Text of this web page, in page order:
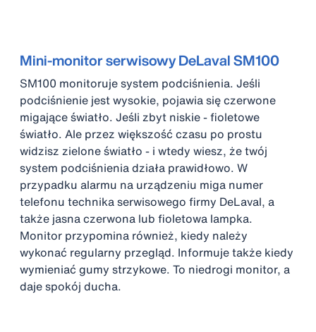
Mini-monitor serwisowy DeLaval SM100
SM100 monitoruje system podciśnienia. Jeśli
podciśnienie jest wysokie, pojawia się czerwone
migające światło. Jeśli zbyt niskie - fioletowe
światło. Ale przez większość czasu po prostu
widzisz zielone światło - i wtedy wiesz, że twój
system podciśnienia działa prawidłowo. W
przypadku alarmu na urządzeniu miga numer
telefonu technika serwisowego firmy DeLaval, a
także jasna czerwona lub fioletowa lampka.
Monitor przypomina również, kiedy należy
wykonać regularny przegląd. Informuje także kiedy
wymieniać gumy strzykowe. To niedrogi monitor, a
daje spokój ducha.